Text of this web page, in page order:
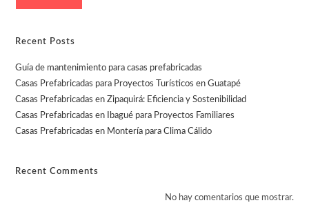
Recent Posts
Guía de mantenimiento para casas prefabricadas
Casas Prefabricadas para Proyectos Turísticos en Guatapé
Casas Prefabricadas en Zipaquirá: Eficiencia y Sostenibilidad
Casas Prefabricadas en Ibagué para Proyectos Familiares
Casas Prefabricadas en Montería para Clima Cálido
Recent Comments
No hay comentarios que mostrar.